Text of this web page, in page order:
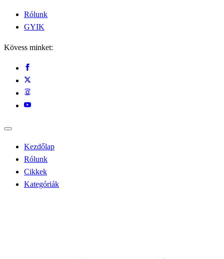
Rólunk
GYIK
Kövess minket:
Kezdőlap
Rólunk
Cikkek
Kategóriák